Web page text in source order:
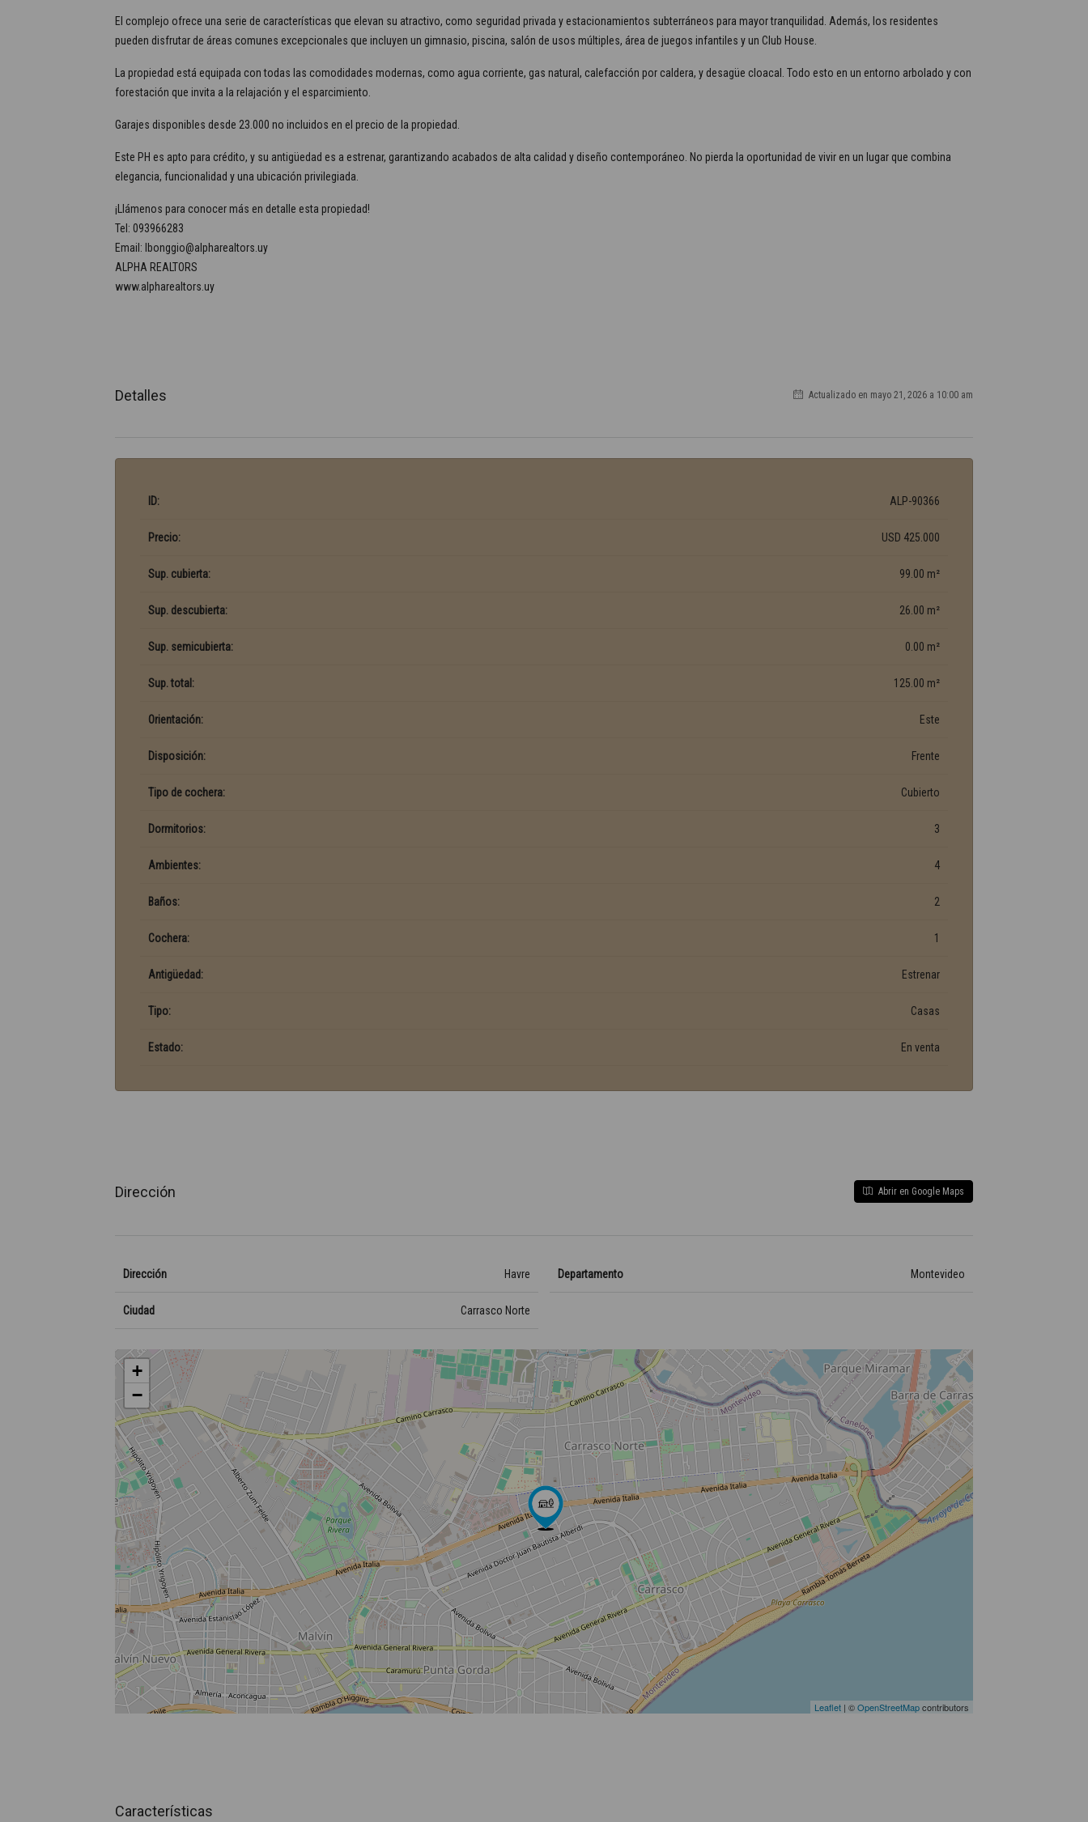
El complejo ofrece una serie de características que elevan su atractivo, como seguridad privada y estacionamientos subterráneos para mayor tranquilidad. Además, los residentes
pueden disfrutar de áreas comunes excepcionales que incluyen un gimnasio, piscina, salón de usos múltiples, área de juegos infantiles y un Club House.
La propiedad está equipada con todas las comodidades modernas, como agua corriente, gas natural, calefacción por caldera, y desagüe cloacal. Todo esto en un entorno arbolado y con
forestación que invita a la relajación y el esparcimiento.
Garajes disponibles desde 23.000 no incluidos en el precio de la propiedad.
Este PH es apto para crédito, y su antigüedad es a estrenar, garantizando acabados de alta calidad y diseño contemporáneo. No pierda la oportunidad de vivir en un lugar que combina
elegancia, funcionalidad y una ubicación privilegiada.
¡Llámenos para conocer más en detalle esta propiedad!
Tel: 093966283
Email: lbonggio@alpharealtors.uy
ALPHA REALTORS
www.alpharealtors.uy
Detalles Actualizado en mayo 21, 2026 a 10:00 am
ID: ALP-90366
Precio: USD 425.000
Sup. cubierta: 99.00 m²
Sup. descubierta: 26.00 m²
Sup. semicubierta: 0.00 m²
Sup. total: 125.00 m²
Orientación: Este
Disposición: Frente
Tipo de cochera: Cubierto
Dormitorios: 3
Ambientes: 4
Baños: 2
Cochera: 1
Antigüedad: Estrenar
Tipo: Casas
Estado: En venta
Dirección Abrir en Google Maps
Dirección Havre
Ciudad Carrasco Norte
Departamento Montevideo
+
−
Leaflet | ©OpenStreetMapcontributors
Características